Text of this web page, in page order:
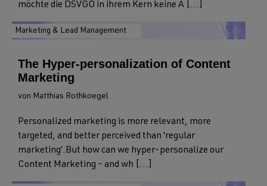
möchte die DSVGO in ihrem Kern keine Ä [...]
Marketing & Lead Management
The Hyper-personalization of Content
Marketing
von Matthias Rothkoegel
Personalized marketing is more relevant, more
targeted, and better perceived than ‘regular
marketing’.But how can we hyper-personalize our
Content Marketing – and wh [...]